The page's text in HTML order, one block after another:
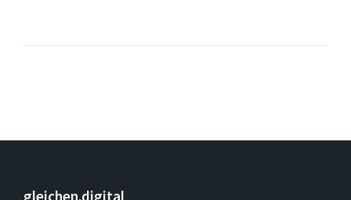
gleichen.digital